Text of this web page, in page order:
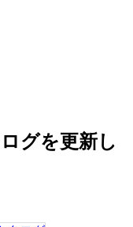
グを更新し